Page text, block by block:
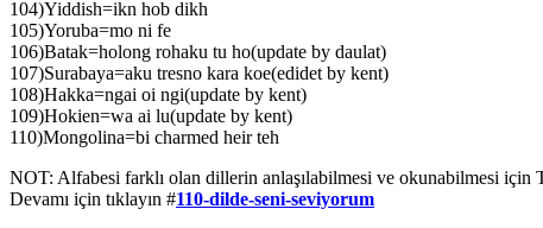
104)Yiddish=ikn hob dikh
105)Yoruba=mo ni fe
106)Batak=holong rohaku tu ho(update by daulat)
107)Surabaya=aku tresno kara koe(edidet by kent)
108)Hakka=ngai oi ngi(update by kent)
109)Hokien=wa ai lu(update by kent)
110)Mongolina=bi charmed heir teh
NOT: Alfabesi farklı olan dillerin anlaşılabilmesi ve okunabilmesi için
Devamı için tıklayın #110-dilde-seni-seviyorum